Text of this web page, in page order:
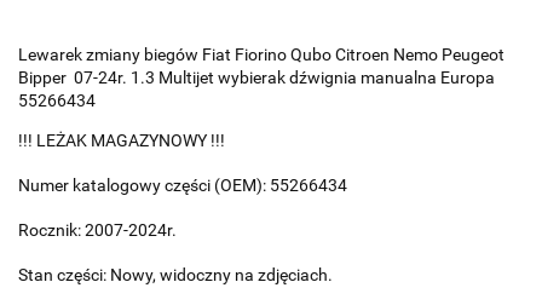
Lewarek zmiany biegów Fiat Fiorino Qubo Citroen Nemo Peugeot
Bipper 07-24r. 1.3 Multijet wybierak dźwignia manualna Europa
55266434
!!! LEŻAK MAGAZYNOWY !!!
Numer katalogowy części (OEM): 55266434
Rocznik: 2007-2024r.
Stan części: Nowy, widoczny na zdjęciach.